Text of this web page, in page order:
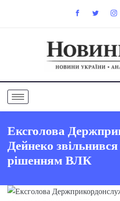
Ексголова
Дейнеко звільнився
рішенням ВЛК